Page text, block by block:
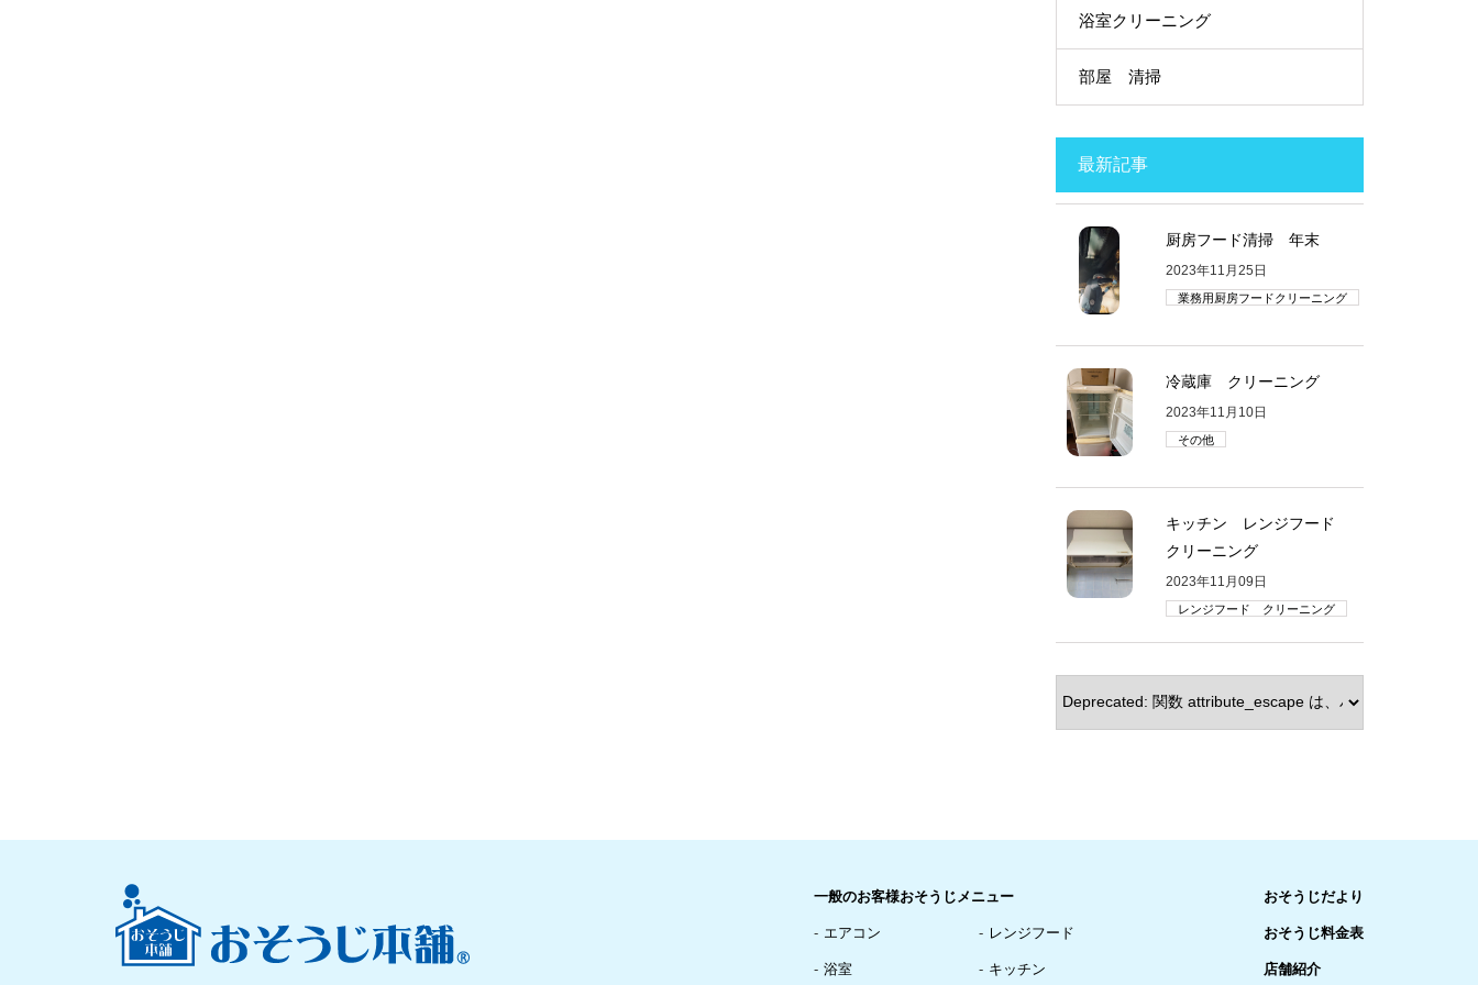
浴室クリーニング
部屋 清掃
最新記事
厨房フード清掃 年末
2023年11月25日
業務用厨房フードクリーニング
冷蔵庫 クリーニング
2023年11月10日
その他
キッチン レンジフード
クリーニング
2023年11月09日
レンジフード クリーニング
一般のお客様おそうじメニュー
エアコン レンジフード
浴室 キッチン
おそうじだより
おそうじ料金表
店舗紹介